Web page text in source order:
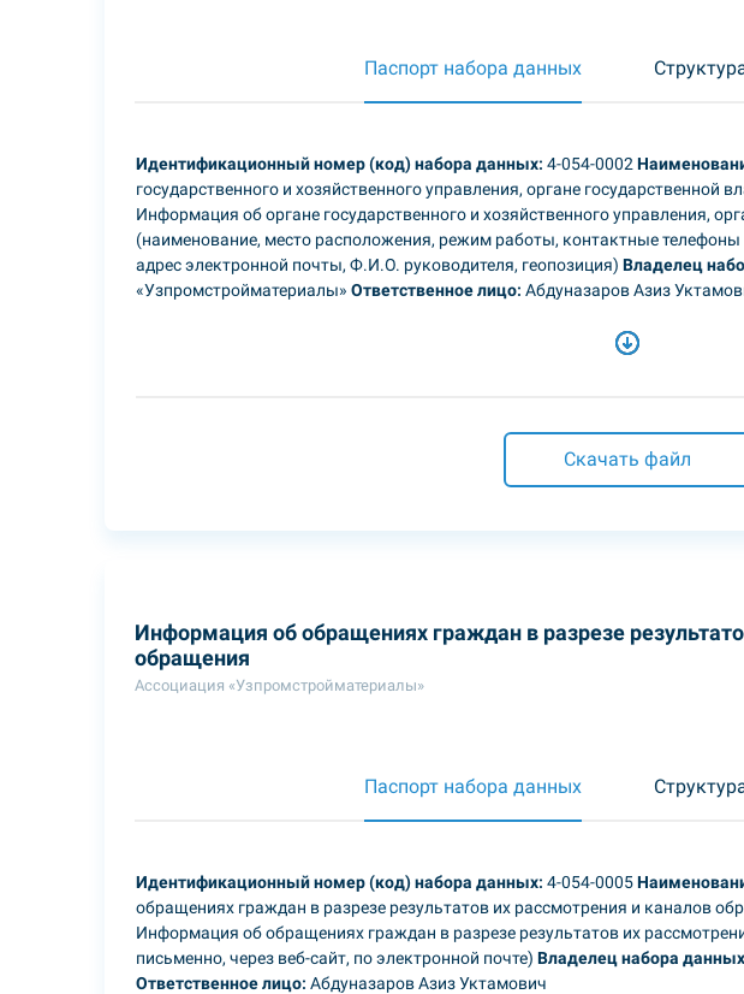
Паспорт набора данных
Идентификационный номер (код) набора данных: 4-054-0002
государственного и хозяйственного управления, органе государственной
Информация об органе государственного и хозяйственного управления,
(наименование, место расположения, режим работы, контактные
адрес электронной почты, Ф.И.О. руководителя, геопозиция) Владелец
«Узпромстройматериалы» Ответственное лицо: Абдуназаров Азиз
Скачать файл
Информация об обращениях граждан в разрезе
обращения
Ассоциация «Узпромстройматериалы»
Паспорт набора данных
Идентификационный номер (код) набора данных: 4-054-0005
обращениях граждан в разрезе результатов их рассмотрения и каналов
Информация об обращениях граждан в разрезе результатов их
письменно, через веб-сайт, по электронной почте) Владелец набора
Ответственное лицо: Абдуназаров Азиз Уктамович